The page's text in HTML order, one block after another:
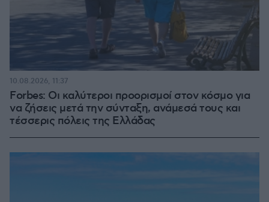
Forbes: Οι καλύτεροι προορισμοί στον κόσμο για
να ζήσεις μετά την σύνταξη, ανάμεσά τους και
τέσσερις πόλεις της Ελλάδας
10.08.2026, 11:37